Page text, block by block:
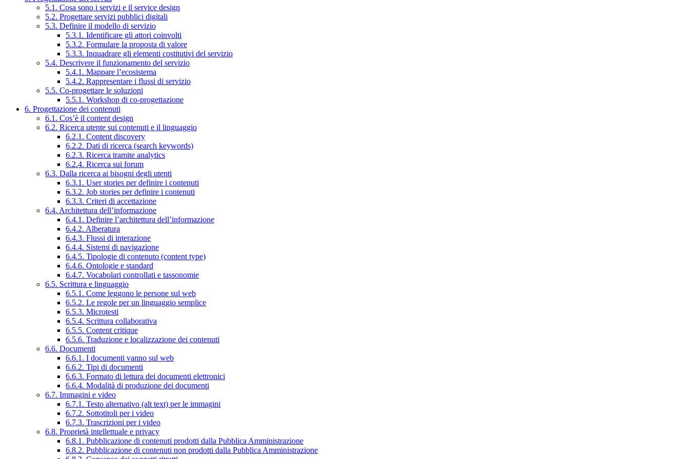
5.1. Cosa sono i servizi e il service design
5.2. Progettare servizi pubblici digitali
5.3. Definire il modello di servizio
5.3.1. Identificare gli attori coinvolti
5.3.2. Formulare la proposta di valore
5.3.3. Inquadrare gli elementi costitutivi del servizio
5.4. Descrivere il funzionamento del servizio
5.4.1. Mappare l’ecosistema
5.4.2. Rappresentare i flussi di servizio
5.5. Co-progettare le soluzioni
5.5.1. Workshop di co-progettazione
6. Progettazione dei contenuti
6.1. Cos’è il content design
6.2. Ricerca utente sui contenuti e il linguaggio
6.2.1. Content discovery
6.2.2. Dati di ricerca (search keywords)
6.2.3. Ricerca tramite analytics
6.2.4. Ricerca sui forum
6.3. Dalla ricerca ai bisogni degli utenti
6.3.1. User stories per definire i contenuti
6.3.2. Job stories per definire i contenuti
6.3.3. Criteri di accettazione
6.4. Architettura dell’informazione
6.4.1. Definire l’architettura dell’informazione
6.4.2. Alberatura
6.4.3. Flussi di interazione
6.4.4. Sistemi di navigazione
6.4.5. Tipologie di contenuto (content type)
6.4.6. Ontologie e standard
6.4.7. Vocabolari controllati e tassonomie
6.5. Scrittura e linguaggio
6.5.1. Come leggono le persone sul web
6.5.2. Le regole per un linguaggio semplice
6.5.3. Microtesti
6.5.4. Scrittura collaborativa
6.5.5. Content critique
6.5.6. Traduzione e localizzazione dei contenuti
6.6. Documenti
6.6.1. I documenti vanno sul web
6.6.2. Tipi di documenti
6.6.3. Formato di lettura dei documenti elettronici
6.6.4. Modalità di produzione dei documenti
6.7. Immagini e video
6.7.1. Testo alternativo (alt text) per le immagini
6.7.2. Sottotitoli per i video
6.7.3. Trascrizioni per i video
6.8. Proprietà intellettuale e privacy
6.8.1. Pubblicazione di contenuti prodotti dalla Pubblica Amministrazione
6.8.2. Pubblicazione di contenuti non prodotti dalla Pubblica Amministrazione